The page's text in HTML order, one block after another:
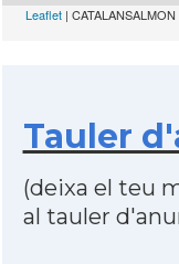
Leaflet |
Tauler
(deixa el teu
al tauler